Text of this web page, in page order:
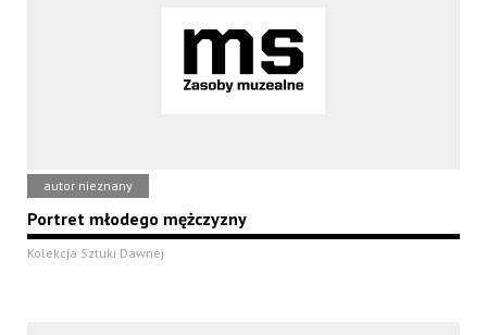
autor nieznany
Portret młodego mężczyzny
Kolekcja Sztuki Dawnej